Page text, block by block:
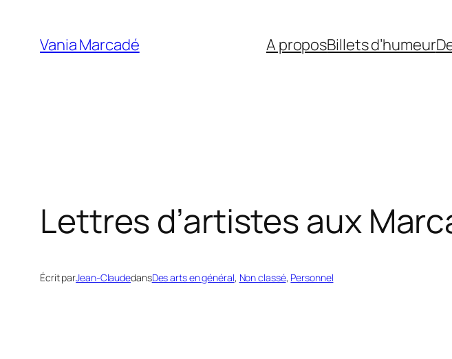
contenu
Vania Marcadé A proposBillets d’humeur
Lettres d’artistes aux
Écrit parJean-ClaudedansDes arts en général, Non classé, Personnel